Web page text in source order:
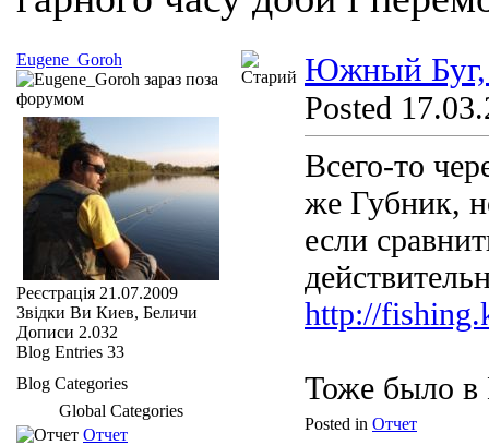
Южный Буг,
Posted
Всего-то
же Губник,
если
http://
Тоже было в
Posted in Отчет
Eugene_Goroh
Реєстрація 21.07.2009
Звідки Ви Киев, Беличи
Дописи 2.032
Blog Entries 33
Blog Categories
Global Categories
Отчет